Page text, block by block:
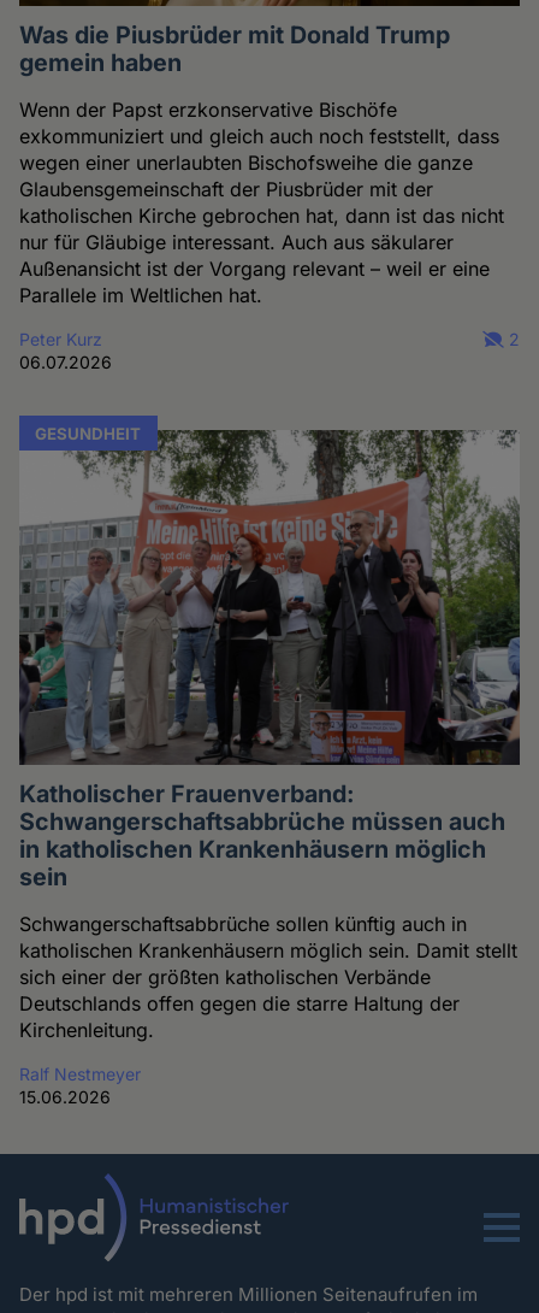
Was die Piusbrüder mit Donald Trump
gemein haben
Wenn der Papst erzkonservative Bischöfe
exkommuniziert und gleich auch noch feststellt, dass
wegen einer unerlaubten Bischofsweihe die ganze
Glaubensgemeinschaft der Piusbrüder mit der
katholischen Kirche gebrochen hat, dann ist das nicht
nur für Gläubige interessant. Auch aus säkularer
Außenansicht ist der Vorgang relevant – weil er eine
Parallele im Weltlichen hat.
Peter Kurz
06.07.2026
2
GESUNDHEIT
Katholischer Frauenverband:
Schwangerschaftsabbrüche müssen auch
in katholischen Krankenhäusern möglich
sein
Schwangerschaftsabbrüche sollen künftig auch in
katholischen Krankenhäusern möglich sein. Damit stellt
sich einer der größten katholischen Verbände
Deutschlands offen gegen die starre Haltung der
Kirchenleitung.
Ralf Nestmeyer
15.06.2026
Menu
Der hpd ist mit mehreren Millionen Seitenaufrufen im